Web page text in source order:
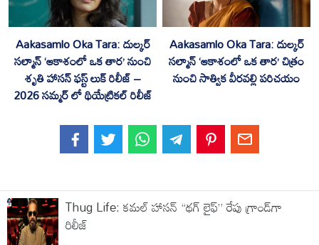
Aakasamlo Oka Tara: దుల్కర్
సల్మాన్ ‘ఆకాశంలో ఒక తార’ నుంచి
శృతి హాసన్‌ ఫస్ట్ లుక్ రిలీజ్ –
2026 సమ్మర్ లో థియేట్రికల్ రిలీజ్
Aakasamlo Oka Tara: దుల్కర్
సల్మాన్ ‘ఆకాశంలో ఒక తార’ చిత్రం
నుంచి సాత్విక వీరవల్లి పరిచయం
Thug Life: కమల్ హాసన్ “థగ్ లైఫ్” రేపు గ్రాండ్‌గా
రిలీజ్